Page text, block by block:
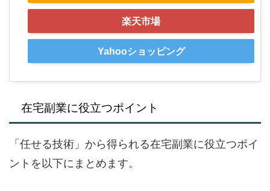
楽天市場
Yahooショッピング
在宅副業に役立つポイント
「任せる技術」から得られる在宅副業に役立つポイ
ントを以下にまとめます。